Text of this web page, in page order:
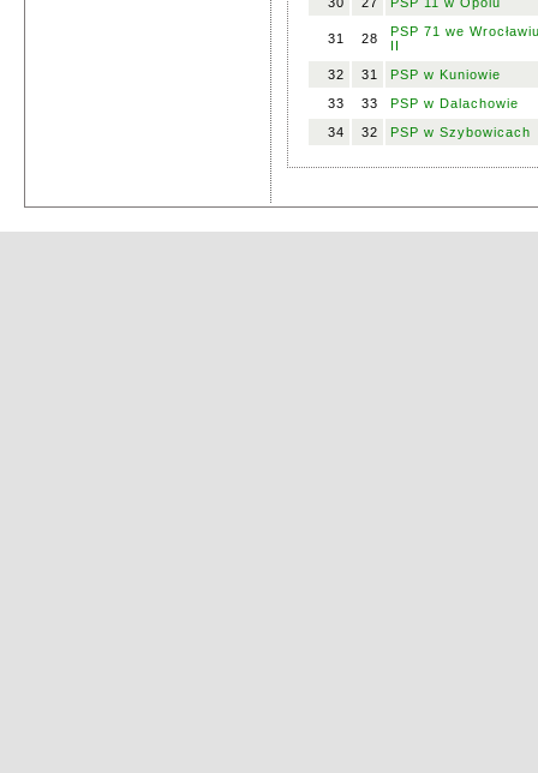
31 28
PSP 71 we
II
32
31
PSP w Kuniowie
33
33
PSP w Dalachowie
34
32 PSP w Szybowicach